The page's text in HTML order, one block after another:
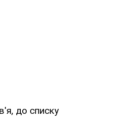
до списку